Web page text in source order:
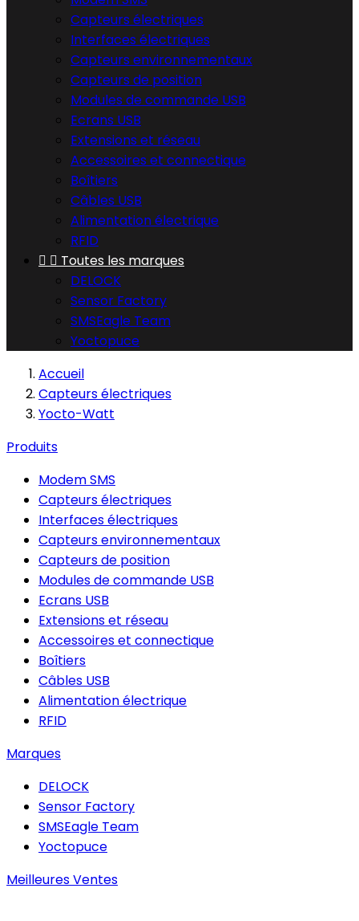
Capteurs électriques
Interfaces électriques
Capteurs environnementaux
Capteurs de position
Modules de commande USB
Ecrans USB
Extensions et réseau
Accessoires et connectique
Boîtiers
Câbles USB
Alimentation électrique
RFID
  Toutes les marques
DELOCK
Sensor Factory
SMSEagle Team
Yoctopuce
Accueil
Capteurs électriques
Yocto-Watt
Produits
Modem SMS
Capteurs électriques
Interfaces électriques
Capteurs environnementaux
Capteurs de position
Modules de commande USB
Ecrans USB
Extensions et réseau
Accessoires et connectique
Boîtiers
Câbles USB
Alimentation électrique
RFID
Marques
DELOCK
Sensor Factory
SMSEagle Team
Yoctopuce
Meilleures Ventes